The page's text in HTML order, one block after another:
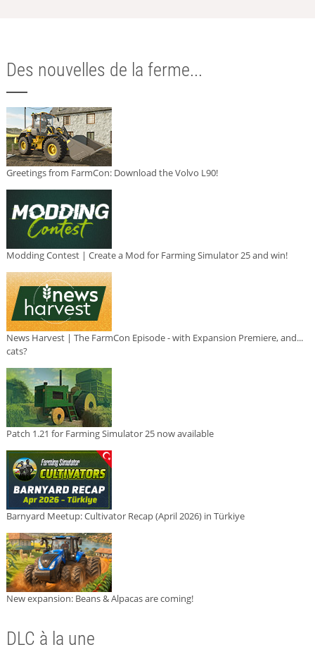
Des nouvelles de la ferme...
Greetings from FarmCon: Download the Volvo L90!
Modding Contest | Create a Mod for Farming Simulator 25 and win!
News Harvest | The FarmCon Episode - with Expansion Premiere, and...
cats?
Patch 1.21 for Farming Simulator 25 now available
Barnyard Meetup: Cultivator Recap (April 2026) in Türkiye
New expansion: Beans & Alpacas are coming!
DLC à la une